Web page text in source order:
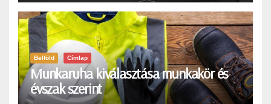
Belföld Címlap
Munkaruha kiválasztása munkakör és
évszak szerint